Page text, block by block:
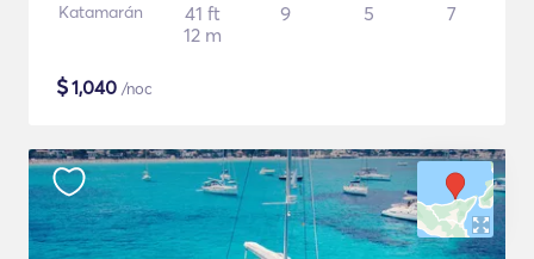
Katamarán
41 ft
12 m
9 5 7
$1,040 /noc